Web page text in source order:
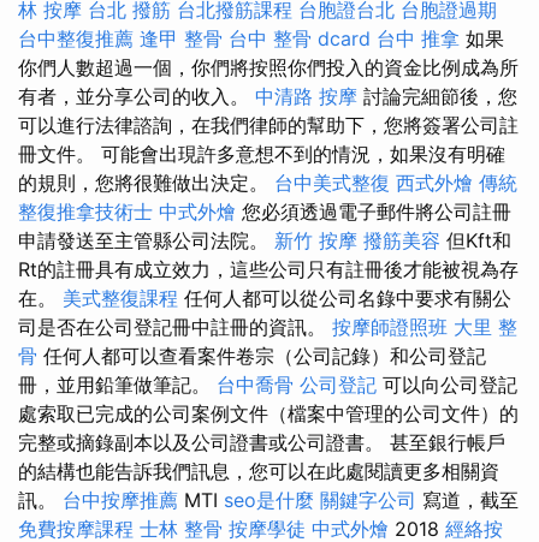
林 按摩 台北 撥筋 台北撥筋課程 台胞證台北 台胞證過期
台中整復推薦 逢甲 整骨 台中 整骨 dcard 台中 推拿 如果
你們人數超過一個，你們將按照你們投入的資金比例成為所
有者，並分享公司的收入。 中清路 按摩 討論完細節後，您
可以進行法律諮詢，在我們律師的幫助下，您將簽署公司註
冊文件。 可能會出現許多意想不到的情況，如果沒有明確
的規則，您將很難做出決定。 台中美式整復 西式外燴 傳統
整復推拿技術士 中式外燴 您必須透過電子郵件將公司註冊
申請發送至主管縣公司法院。 新竹 按摩 撥筋美容 但Kft和
Rt的註冊具有成立效力，這些公司只有註冊後才能被視為存
在。 美式整復課程 任何人都可以從公司名錄中要求有關公
司是否在公司登記冊中註冊的資訊。 按摩師證照班 大里 整
骨 任何人都可以查看案件卷宗（公司記錄）和公司登記
冊，並用鉛筆做筆記。 台中喬骨 公司登記 可以向公司登記
處索取已完成的公司案例文件（檔案中管理的公司文件）的
完整或摘錄副本以及公司證書或公司證書。 甚至銀行帳戶
的結構也能告訴我們訊息，您可以在此處閱讀更多相關資
訊。 台中按摩推薦 MTI seo是什麼 關鍵字公司 寫道，截至
免費按摩課程 士林 整骨 按摩學徒 中式外燴 2018 經絡按